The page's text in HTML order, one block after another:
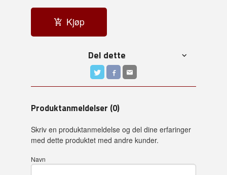
Kjøp
Del dette
Produktanmeldelser (0)
Skriv en produktanmeldelse og del dine erfaringer
med dette produktet med andre kunder.
Navn